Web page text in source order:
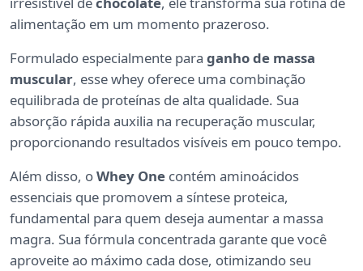
alimentação em um momento prazeroso.
Formulado especialmente para ganho de massa
muscular, esse whey oferece uma combinação
equilibrada de proteínas de alta qualidade. Sua
absorção rápida auxilia na recuperação muscular,
proporcionando resultados visíveis em pouco tempo.
Além disso, oWhey One contém aminoácidos
essenciais que promovem a síntese proteica,
fundamental para quem deseja aumentar a massa
magra. Sua fórmula concentrada garante que você
aproveite ao máximo cada dose, otimizando seu